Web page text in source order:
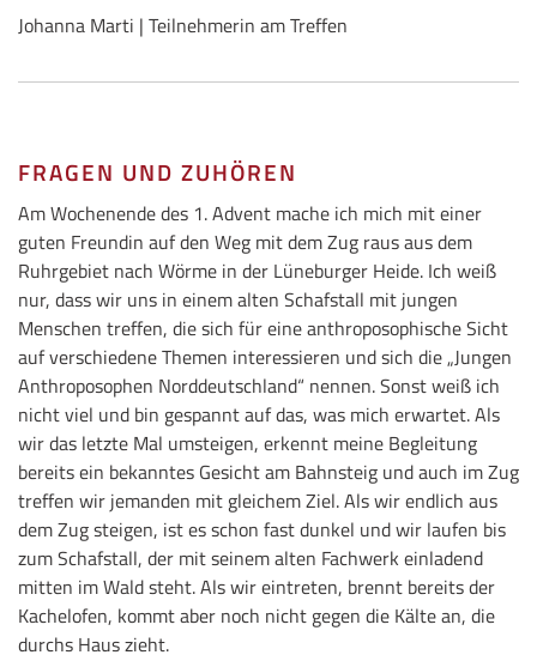
Johanna Marti | Teilnehmerin am Treffen
FRAGEN UND ZUHÖREN
Am Wochenende des 1. Advent mache ich mich mit einer
guten Freundin auf den Weg mit dem Zug raus aus dem
Ruhrgebiet nach Wörme in der Lüneburger Heide. Ich weiß
nur, dass wir uns in einem alten Schafstall mit jungen
Menschen treffen, die sich für eine anthroposophische Sicht
auf verschiedene Themen interessieren und sich die „Jungen
Anthroposophen Norddeutschland“ nennen. Sonst weiß ich
nicht viel und bin gespannt auf das, was mich erwartet. Als
wir das letzte Mal umsteigen, erkennt meine Begleitung
bereits ein bekanntes Gesicht am Bahnsteig und auch im Zug
treffen wir jemanden mit gleichem Ziel. Als wir endlich aus
dem Zug steigen, ist es schon fast dunkel und wir laufen bis
zum Schafstall, der mit seinem alten Fachwerk einladend
mitten im Wald steht. Als wir eintreten, brennt bereits der
Kachelofen, kommt aber noch nicht gegen die Kälte an, die
durchs Haus zieht.